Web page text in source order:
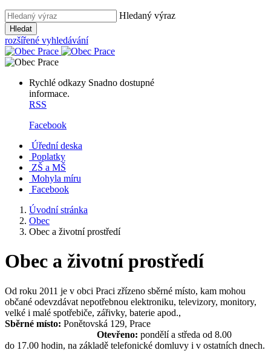
Hledaný výraz
Hledat
rozšířené vyhledávání
Rychlé odkazy Snadno dostupné
informace.
RSS
Facebook
Úřední deska
Poplatky
ZŠ a MŠ
Mohyla míru
Facebook
Úvodní stránka
Obec
Obec a životní prostředí
Obec a životní prostředí
Od roku 2011 je v obci Praci zřízeno sběrné místo, kam mohou
občané odevzdávat nepotřebnou elektroniku, televizory, monitory,
velké i malé spotřebiče, zářivky, baterie apod.,
Sběrné místo: Ponětovská 129, Prace
Otevřeno: pondělí a středa od 8.00
do 17.00 hodin, na základě telefonické domluvy i v ostatních dnech.